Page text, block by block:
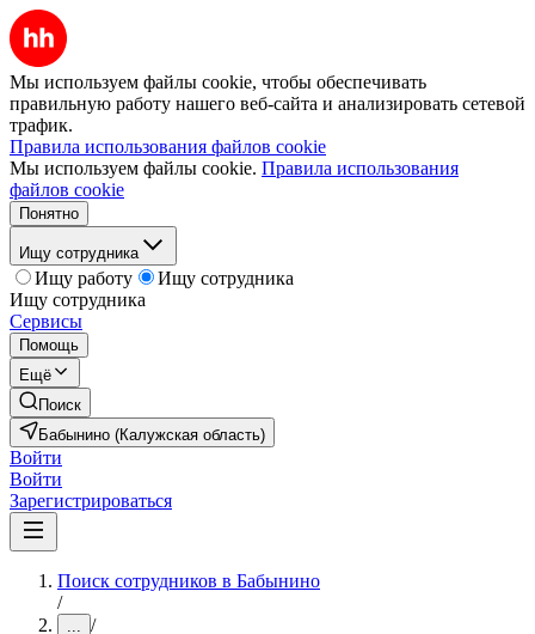
Мы используем файлы cookie, чтобы обеспечивать
правильную работу нашего веб-сайта и анализировать сетевой
трафик.
Правила использования файлов cookie
Мы используем файлы cookie. Правила использования
файлов cookie
Понятно
Ищу сотрудника
Ищу работу
Ищу сотрудника
Ищу сотрудника
Сервисы
Помощь
Ещё
Поиск
Бабынино (Калужская область)
Войти
Войти
Зарегистрироваться
Поиск сотрудников в Бабынино
/
... /